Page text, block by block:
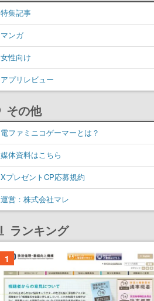
特集記事
マンガ
女性向け
アプリレビュー
その他
電ファミニコゲーマーとは？
媒体資料はこちら
XプレゼントCP応募規約
運営：株式会社マレ
ランキング
1